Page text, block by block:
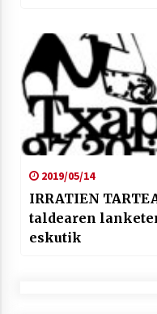
2019/05/14
IRRATIEN
taldearen
eskutik